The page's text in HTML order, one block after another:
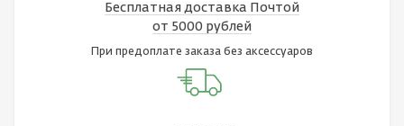
Бесплатная доставка Почтой
от 5000 рублей
При предоплате заказа без аксессуаров